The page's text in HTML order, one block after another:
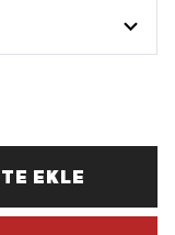
EKLE